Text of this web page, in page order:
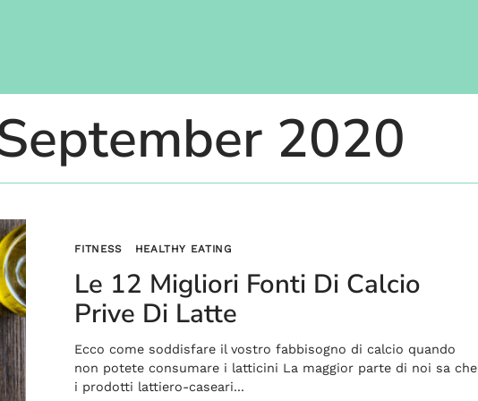
2020
FITNESS HEALTHY EATING
Le 12 Migliori Fonti Di Calcio
Prive Di Latte
Ecco come soddisfare il vostro fabbisogno di calcio quando
non potete consumare i latticini La maggior parte di noi sa che
i prodotti lattiero-caseari...